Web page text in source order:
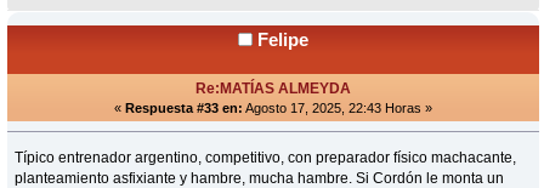
Felipe
Re:MATÍAS ALMEYDA
« Respuesta #33 en: Agosto 17, 2025, 22:43 Horas »
Típico entrenador argentino, competitivo, con preparador físico machacante,
planteamiento asfixiante y hambre, mucha hambre. Si Cordón le monta un